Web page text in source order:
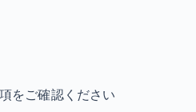
をご確認ください